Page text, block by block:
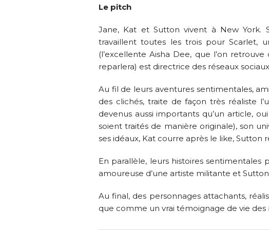
Le pitch
Jane, Kat et Sutton vivent à New York.
travaillent toutes les trois pour Scarlet,
(l’excellente Aisha Dee, que l’on
reparlera) est directrice des réseaux
Au fil de leurs aventures sentimentales,
des clichés, traite de façon très réaliste
devenus aussi importants qu’un article,
soient traités de manière originale), son
ses idéaux, Kat courre après le like, Sutton
En parallèle, leurs histoires
amoureuse d’une artiste militante et
Au final, des personnages attachants,
que comme un vrai témoignage de vie des